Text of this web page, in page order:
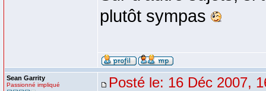
plutôt sympas
Sean Garrity
Passionné impliqué Posté le: 16 Déc 2007,